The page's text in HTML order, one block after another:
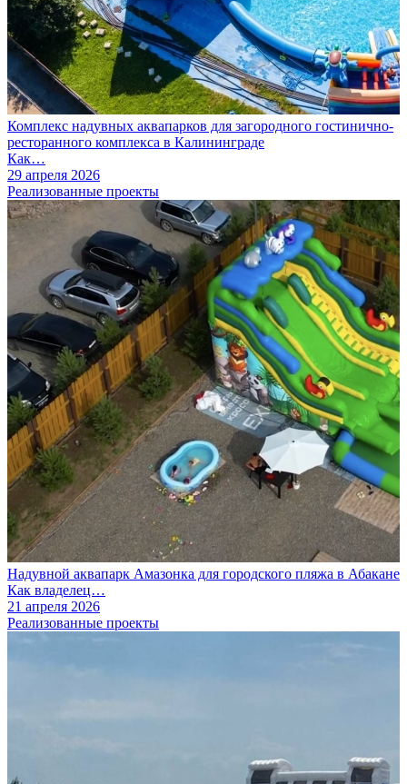
Комплекс надувных аквапарков для загородного гостинично-
ресторанного комплекса в Калининграде
Как…
29 апреля 2026
Реализованные проекты
Надувной аквапарк Амазонка для городского пляжа в Абакане
Как владелец…
21 апреля 2026
Реализованные проекты